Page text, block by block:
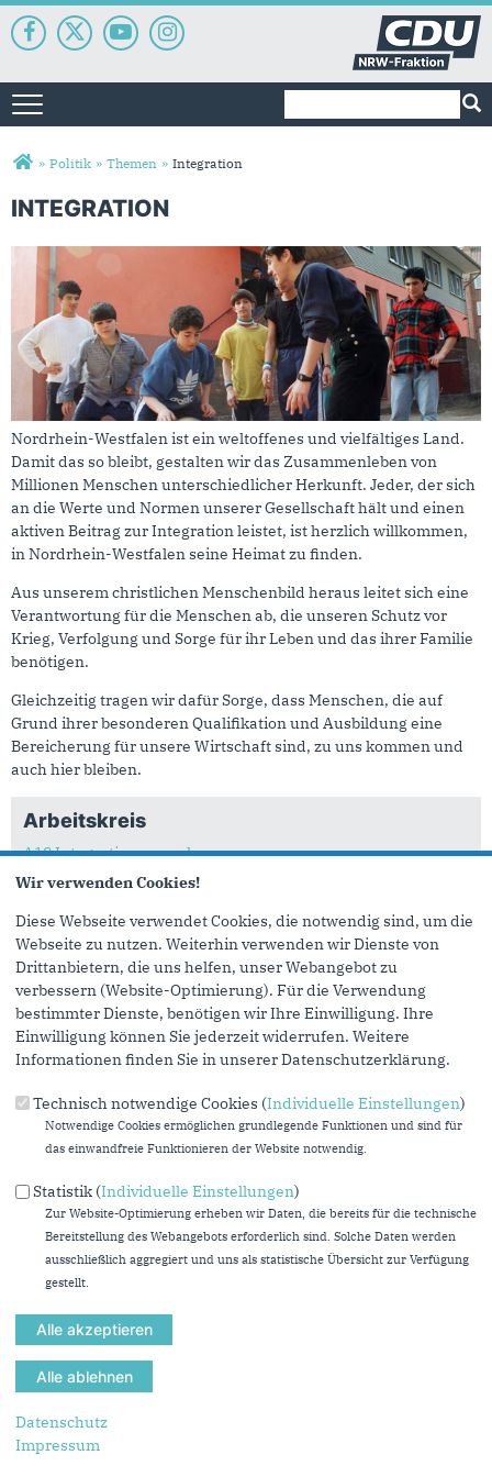
Toggle navigation
Sie sind hier
» Politik » Themen » Integration
INTEGRATION
Integration
Nordrhein-Westfalen ist ein weltoffenes und vielfältiges Land.
Damit das so bleibt, gestalten wir das Zusammenleben von
Millionen Menschen unterschiedlicher Herkunft. Jeder, der sich
an die Werte und Normen unserer Gesellschaft hält und einen
aktiven Beitrag zur Integration leistet, ist herzlich willkommen,
in Nordrhein-Westfalen seine Heimat zu finden.
Aus unserem christlichen Menschenbild heraus leitet sich eine
Verantwortung für die Menschen ab, die unseren Schutz vor
Krieg, Verfolgung und Sorge für ihr Leben und das ihrer Familie
benötigen.
Gleichzeitig tragen wir dafür Sorge, dass Menschen, die auf
Grund ihrer besonderen Qualifikation und Ausbildung eine
Bereicherung für unsere Wirtschaft sind, zu uns kommen und
auch hier bleiben.
Arbeitskreis
A19 Integrationsausschuss
Asylsystem jetzt umsetzen – Nordrhein-Westfalen muss die
Vereinbarung des Ministerrats unterstützen"
Sehr geehrte Herr Präsident,
meine Damen und Herren.
Es ist jetzt schon mehrfach heute angesprochen. Ja, die
Asylsystem jetzt umsetzen –Nordrhein-Westfalen muss die
Vereinbarung des Ministerrats unterstützen
16.06.2023
Sehr geehrter Herr Präsident,
meine sehr verehrten Damen und Herren,
um es mit den Worten unseres...
mehr lesen
Heike Wermer zu Top 8 "Dritte Orte in Nordrhein-Westfalen –
Raum für kulturelle Begegnung schaffen"
15.06.2023
Wir verwenden Cookies!
Diese Webseite verwendet Cookies, die notwendig sind, um die
Webseite zu nutzen. Weiterhin verwenden wir Dienste von
Drittanbietern, die uns helfen, unser Webangebot zu
verbessern (Website-Optimierung). Für die Verwendung
bestimmter Dienste, benötigen wir Ihre Einwilligung. Ihre
Einwilligung können Sie jederzeit widerrufen. Weitere
Informationen finden Sie in unserer Datenschutzerklärung.
Technisch notwendige Cookies (Individuelle Einstellungen)
Notwendige Cookies ermöglichen grundlegende Funktionen und sind für
das einwandfreie Funktionieren der Website notwendig.
Statistik (Individuelle Einstellungen)
Zur Website-Optimierung erheben wir Daten, die bereits für die technische
Bereitstellung des Webangebots erforderlich sind. Solche Daten werden
ausschließlich aggregiert und uns als statistische Übersicht zur Verfügung
gestellt.
Datenschutz
Impressum